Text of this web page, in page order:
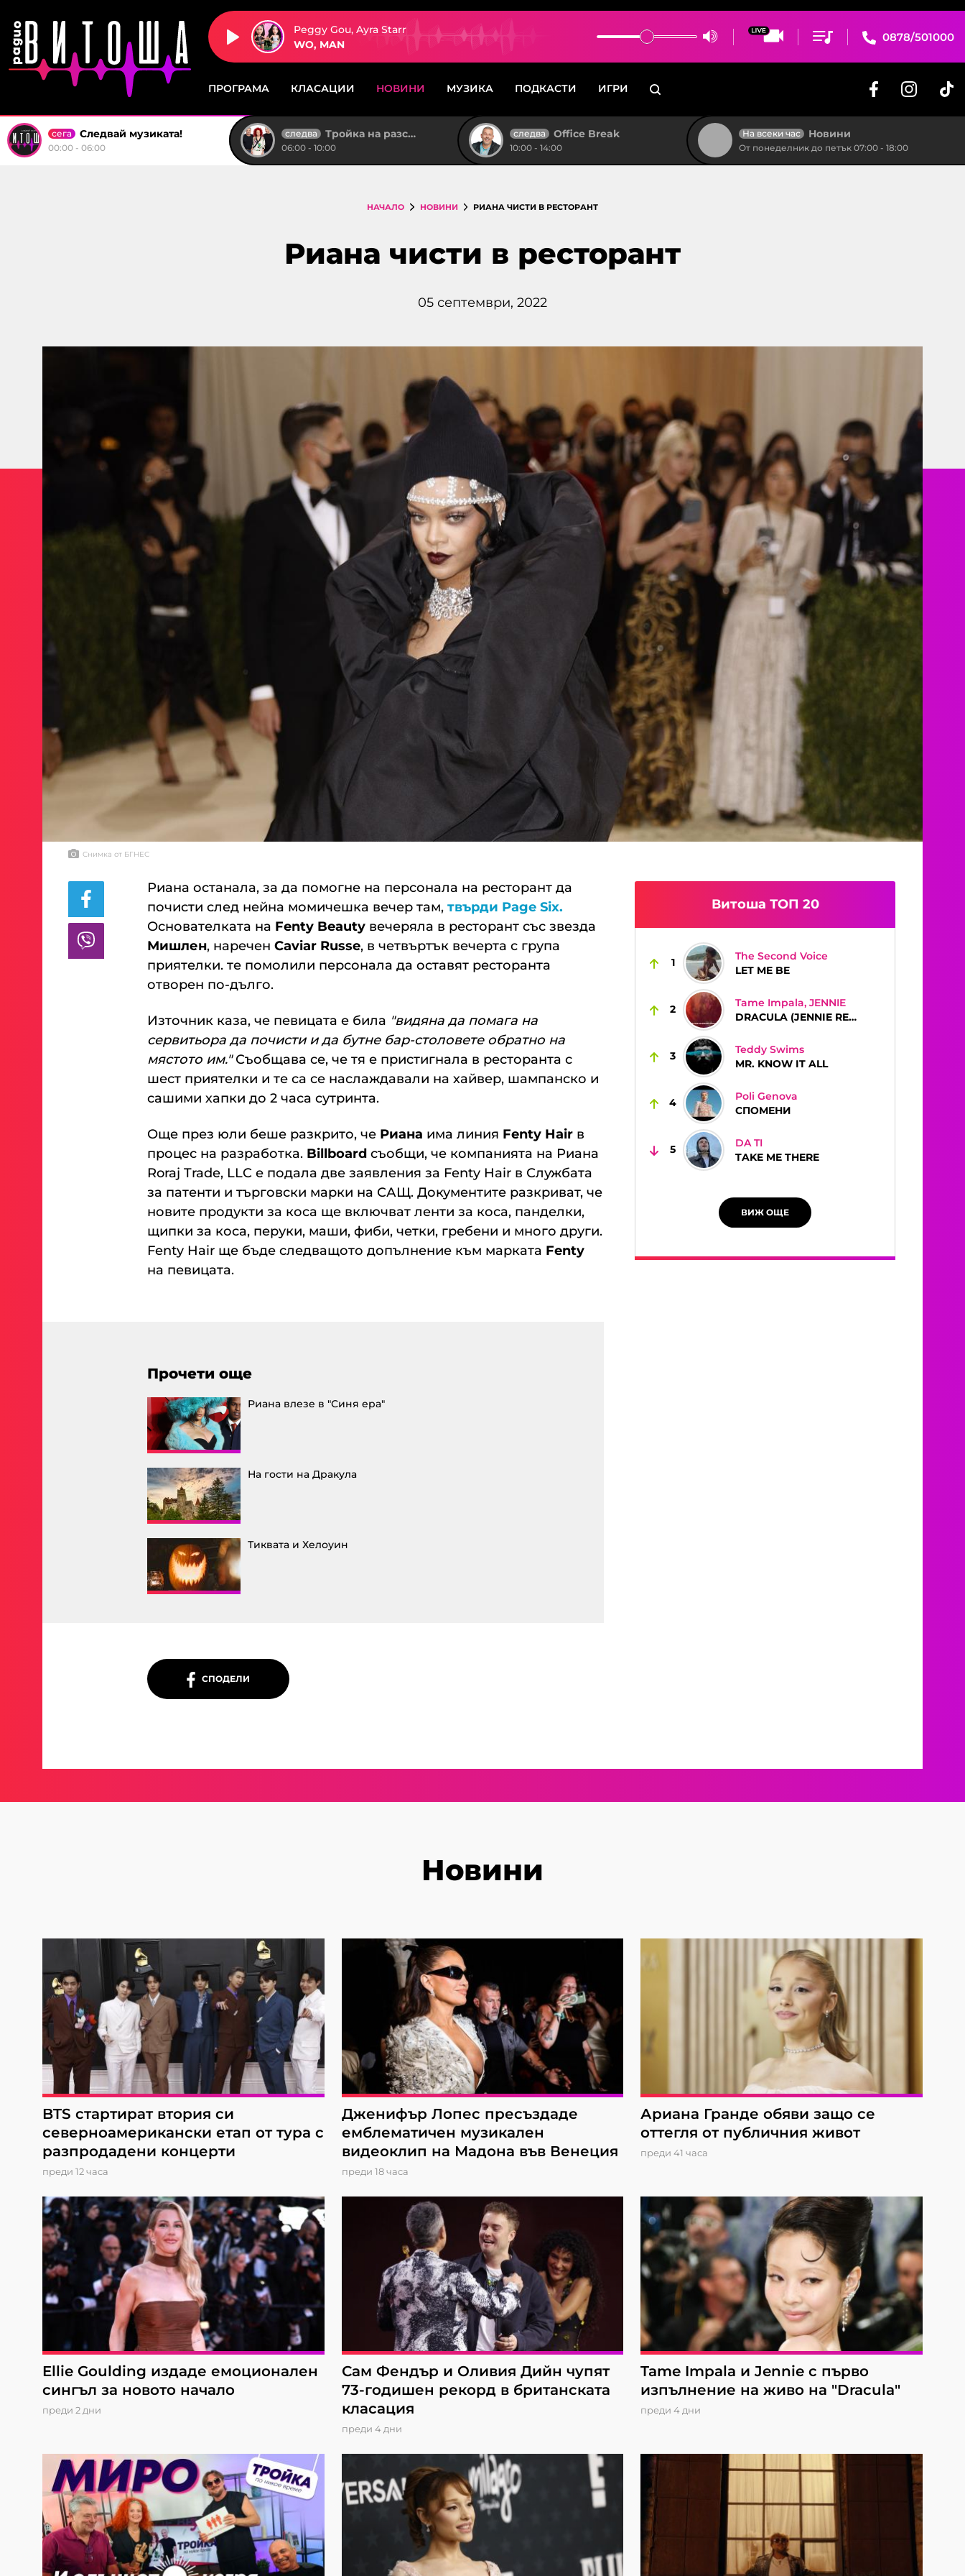
Peggy Gou, Ayra Starr
WO, MAN
0878/501000
ПРОГРАМА КЛАСАЦИИ НОВИНИ МУЗИКА ПОДКАСТИ ИГРИ
сега Следвай музиката!
00:00 - 06:00
следва Тройка на разсъмване
06:00 - 10:00
следва Office Break
10:00 - 14:00
На всеки час Новини
От понеделник до петък 07:00 - 18:00
НАЧАЛО НОВИНИ РИАНА ЧИСТИ В РЕСТОРАНТ
Риана чисти в ресторант
05 септември, 2022
Снимка от БГНЕС
Риана останала, за да помогне на персонала на ресторант да
почисти след нейна момичешка вечер там,твърди Page Six.
Основателката на Fenty Beauty вечеряла в ресторант със звезда
Мишлен, нареченCaviar Russe, в четвъртък вечерта с група
приятелки. те помолили персонала да оставят ресторанта
отворен по-дълго.
Източник каза, че певицата е била "видяна да помага на
сервитьора да почисти и да бутне бар-столовете обратно на
мястото им."Съобщава се, че тя е пристигнала в ресторанта с
шест приятелки и те са се наслаждавали на хайвер, шампанско и
сашими хапки до 2 часа сутринта.
Още през юли беше разкрито, че Риана има линия Fenty Hair в
процес на разработка. Billboard съобщи, че компанията на Риана
Roraj Trade, LLC е подала две заявления за Fenty Hair в Службата
за патенти и търговски марки на САЩ. Документите разкриват, че
новите продукти за коса ще включват ленти за коса, панделки,
щипки за коса, перуки, маши, фиби, четки, гребени и много други.
Fenty Hair ще бъде следващото допълнение към марката Fenty
на певицата.
Прочети още
Риана влезе в "Синя ера"
На гости на Дракула
Тиквата и Хелоуин
СПОДЕЛИ
Витоша ТОП 20
1
The Second Voice
LET ME BE
2
Tame Impala, JENNIE
DRACULA (JENNIE REMIX)
3
Teddy Swims
MR. KNOW IT ALL
4
Poli Genova
СПОМЕНИ
5
DA TI
TAKE ME THERE
ВИЖ ОЩЕ
Новини
BTS стартират втория си
северноамерикански етап от турa с
разпродадени концерти
преди 12 часа
Дженифър Лопес пресъздаде
емблематичен музикален
видеоклип на Мадона във Венеция
преди 18 часа
Ариана Гранде обяви защо се
оттегля от публичния живот
преди 41 часа
Ellie Goulding издаде емоционален
сингъл за новото начало
преди 2 дни
Сам Фендър и Оливия Дийн чупят
73-годишен рекорд в британската
класация
преди 4 дни
Tame Impala и Jennie с първо
изпълнение на живо на "Dracula"
преди 4 дни